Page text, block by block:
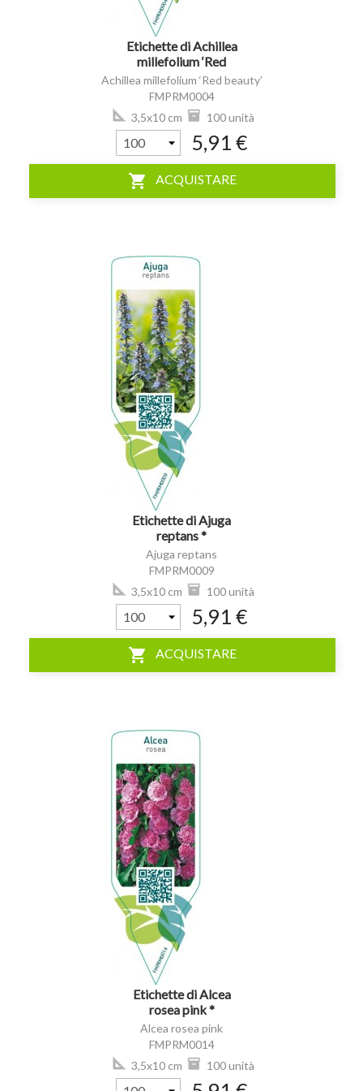
Etichette di Achillea
millefolium ‘Red
beauty’ *
Achillea millefolium ‘Red beauty’
FMPRM0004
3,5x10 cm
100 unità
5,91 €
shopping_cart ACQUISTARE
Etichette di Ajuga
reptans *
Ajuga reptans
FMPRM0009
3,5x10 cm
100 unità
5,91 €
shopping_cart ACQUISTARE
Etichette di Alcea
rosea pink *
Alcea rosea pink
FMPRM0014
3,5x10 cm
100 unità